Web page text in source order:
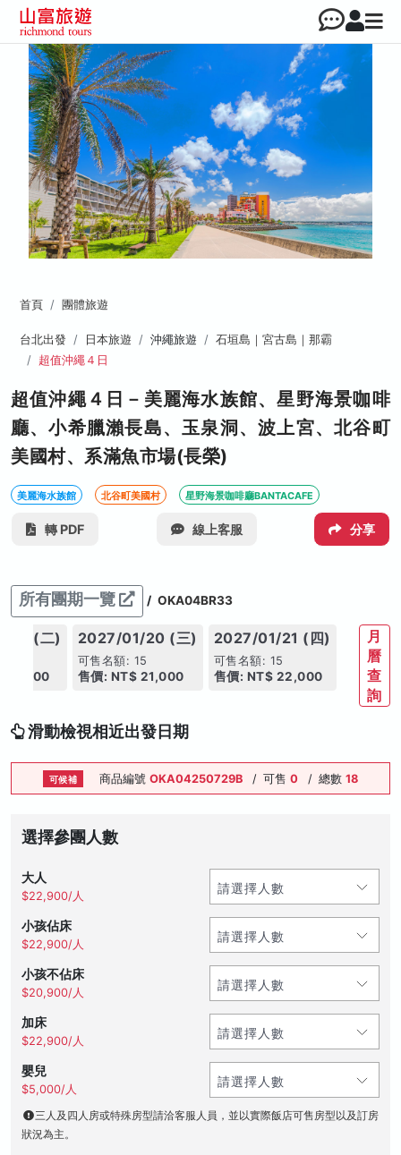
首頁 團體旅遊
台北出發 日本旅遊 沖繩旅遊
石垣島｜宮古島｜那霸
超值沖繩４日
超值沖繩４日－美麗海水族館、星野海景咖啡
廳、小希臘瀨長島、玉泉洞、波上宮、北谷町
美國村、系滿魚市場(長榮)
美麗海水族館 北谷町美國村 星野海景咖啡廳BANTACAFE
轉 PDF 線上客服 分享
所有團期一覽 / OKA04BR33
19 (二)
21,000
2027/01/20 (三)
可售名額: 15
售價: NT$ 21,000
2027/01/21 (四)
可售名額: 15
售價: NT$ 22,000
月
曆
查
詢
滑動檢視相近出發日期
可候補 商品編號OKA04250729B / 可售0 / 總數18
選擇參團人數
大人
$22,900/人
小孩佔床
$22,900/人
小孩不佔床
$20,900/人
加床
$22,900/人
嬰兒
$5,000/人
三人及四人房或特殊房型請洽客服人員，並以實際飯店可售房型以及訂房
狀況為主。